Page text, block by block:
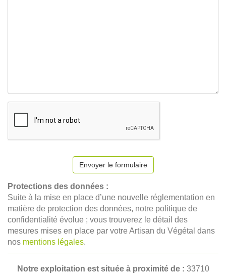
Envoyer le formulaire
Protections des données :
Suite à la mise en place d’une nouvelle réglementation en
matière de protection des données, notre politique de
confidentialité évolue ; vous trouverez le détail des
mesures mises en place par votre Artisan du Végétal dans
nos mentions légales.
Notre exploitation est située à proximité de : 33710